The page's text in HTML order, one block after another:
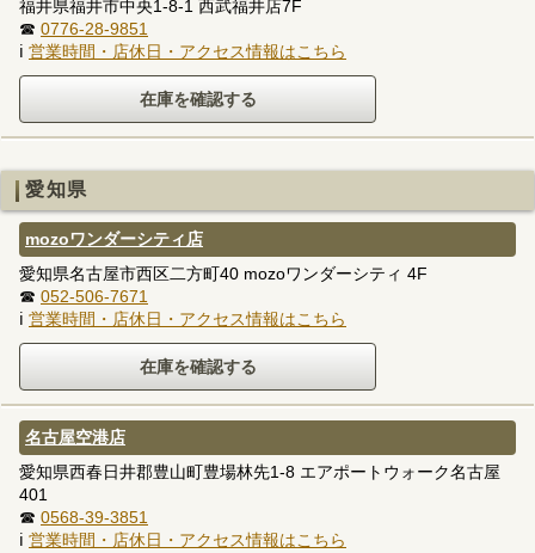
福井県福井市中央1-8-1 西武福井店7F
☎ 0776-28-9851
ℹ 営業時間・店休日・アクセス情報はこちら
愛知県
mozoワンダーシティ店
愛知県名古屋市西区二方町40 mozoワンダーシティ 4F
☎ 052-506-7671
ℹ 営業時間・店休日・アクセス情報はこちら
名古屋空港店
愛知県西春日井郡豊山町豊場林先1-8 エアポートウォーク名古屋
401
☎ 0568-39-3851
ℹ 営業時間・店休日・アクセス情報はこちら